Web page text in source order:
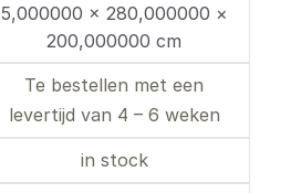
5,000000 × 280,000000 ×
200,000000 cm
Te bestellen met een
levertijd van 4 – 6 weken
in stock